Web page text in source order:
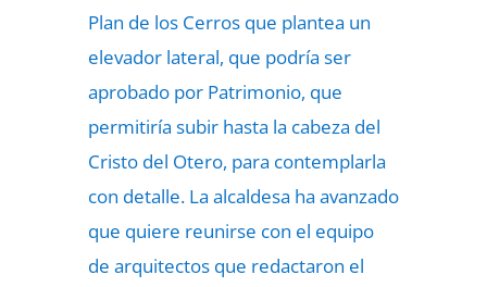
Plan de los Cerros que plantea un
elevador lateral, que podría ser
aprobado por Patrimonio, que
permitiría subir hasta la cabeza del
Cristo del Otero, para contemplarla
con detalle. La alcaldesa ha avanzado
que quiere reunirse con el equipo
de arquitectos que redactaron el